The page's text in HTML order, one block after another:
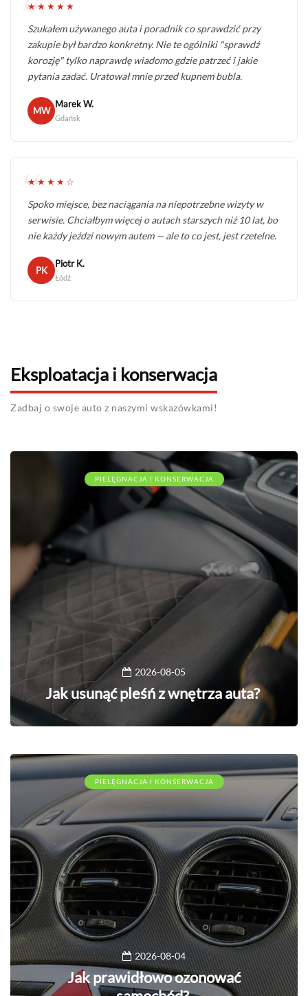
★★★★★
Szukałem używanego auta i poradnik co sprawdzić przy
zakupie był bardzo konkretny. Nie te ogólniki "sprawdź
korozję" tylko naprawdę wiadomo gdzie patrzeć i jakie
pytania zadać. Uratował mnie przed kupnem bubla.
MW
Marek W.
Gdańsk
★★★★☆
Spoko miejsce, bez naciągania na niepotrzebne wizyty w
serwisie. Chciałbym więcej o autach starszych niż 10 lat, bo
nie każdy jeździ nowym autem — ale to co jest, jest rzetelne.
PK
Piotr K.
Łódź
Eksploatacja i konserwacja
Zadbaj o swoje auto z naszymi wskazówkami!
PIELĘGNACJA I KONSERWACJA
2026-08-05
Jak usunąć pleśń z wnętrza auta?
PIELĘGNACJA I KONSERWACJA
2026-08-04
Jak prawidłowo ozonować